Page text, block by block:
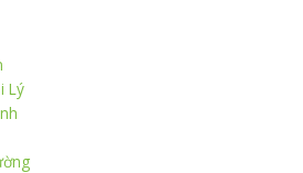
Lý